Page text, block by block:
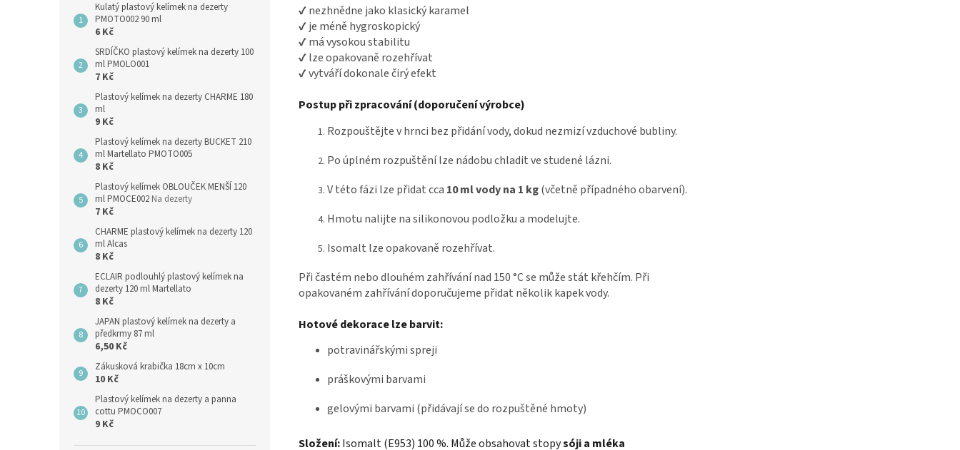
Kulatý plastový kelímek na dezerty
PMOTO002 90 ml
6 Kč
SRDÍČKO plastový kelímek na dezerty 100
ml PMOLO001
7 Kč
Plastový kelímek na dezerty CHARME 180
ml
9 Kč
Plastový kelímek na dezerty BUCKET 210
ml Martellato PMOTO005
8 Kč
Plastový kelímek OBLOUČEK MENŠÍ 120
ml PMOCE002 Na dezerty
7 Kč
CHARME plastový kelímek na dezerty 120
ml Alcas
8 Kč
ECLAIR podlouhlý plastový kelímek na
dezerty 120 ml Martellato
8 Kč
JAPAN plastový kelímek na dezerty a
předkrmy 87 ml
6,50 Kč
Zákusková krabička 18cm x 10cm
10 Kč
Plastový kelímek na dezerty a panna
cottu PMOCO007
9 Kč
✔ nezhnědne jako klasický karamel
✔ je méně hygroskopický
✔ má vysokou stabilitu
✔ lze opakovaně rozehřívat
✔ vytváří dokonale čirý efekt
Postup při zpracování (doporučení výrobce)
Rozpouštějte v hrnci bez přidání vody, dokud nezmizí vzduchové bubliny.
Po úplném rozpuštění lze nádobu chladit ve studené lázni.
V této fázi lze přidat cca 10 ml vody na 1 kg(včetně případného obarvení).
Hmotu nalijte na silikonovou podložku a modelujte.
Isomalt lze opakovaně rozehřívat.
Při častém nebo dlouhém zahřívání nad 150 °C se může stát křehčím. Při
opakovaném zahřívání doporučujeme přidat několik kapek vody.
Hotové dekorace lze barvit:
potravinářskými spreji
práškovými barvami
gelovými barvami (přidávají se do rozpuštěné hmoty)
Složení:Isomalt (E953) 100 %. Může obsahovat stopysóji a mléka